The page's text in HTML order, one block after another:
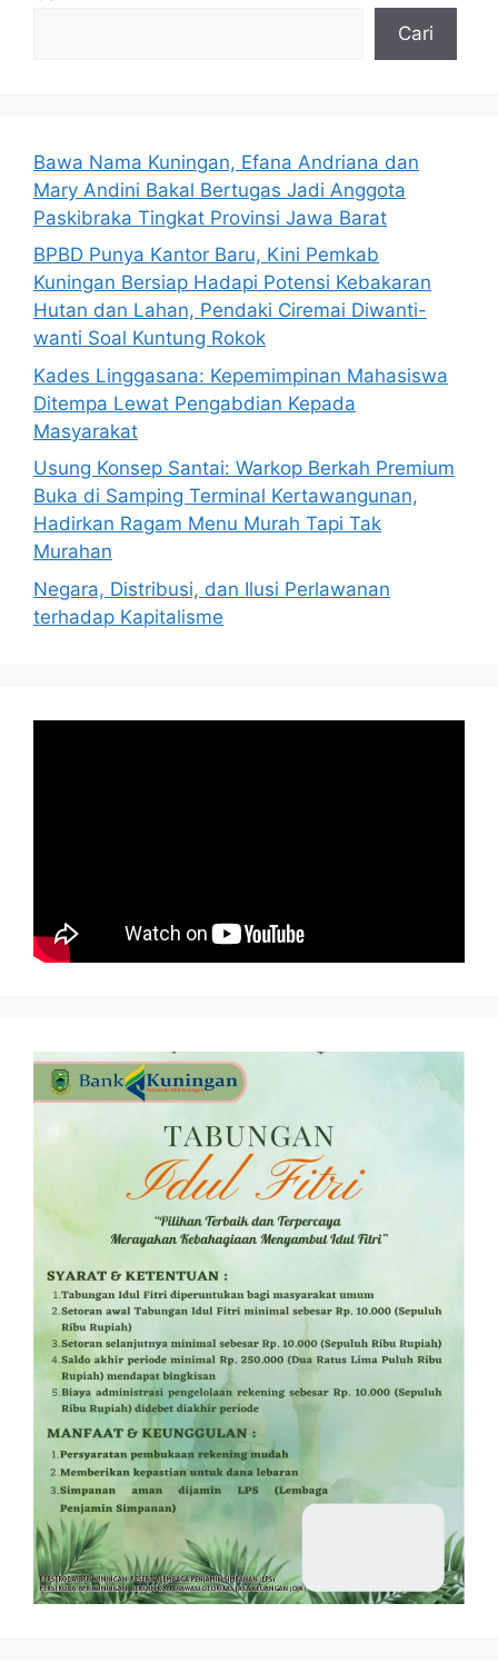
Cari
Bawa Nama Kuningan, Efana Andriana dan
Mary Andini Bakal Bertugas Jadi Anggota
Paskibraka Tingkat Provinsi Jawa Barat
BPBD Punya Kantor Baru, Kini Pemkab
Kuningan Bersiap Hadapi Potensi Kebakaran
Hutan dan Lahan, Pendaki Ciremai Diwanti-
wanti Soal Kuntung Rokok
Kades Linggasana: Kepemimpinan Mahasiswa
Ditempa Lewat Pengabdian Kepada
Masyarakat
Usung Konsep Santai: Warkop Berkah Premium
Buka di Samping Terminal Kertawangunan,
Hadirkan Ragam Menu Murah Tapi Tak
Murahan
Negara, Distribusi, dan Ilusi Perlawanan
terhadap Kapitalisme